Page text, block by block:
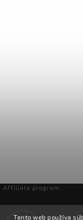
Tento web používa
Affiliate program
Odstúpenie od zmluvy